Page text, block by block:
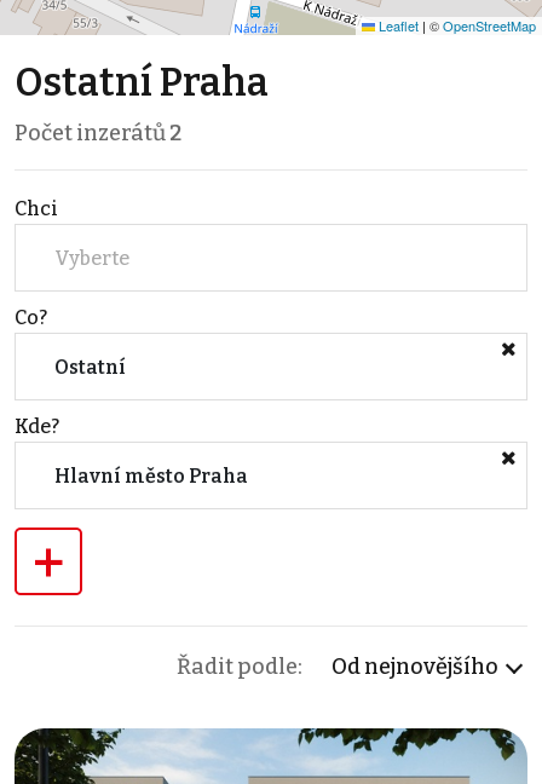
Leaflet | ©OpenStreetMap
Ostatní Praha
Počet inzerátů2
Chci
Vyberte
Co?
Ostatní
Kde?
Hlavní město Praha
+
Řadit podle: Od nejnovějšího